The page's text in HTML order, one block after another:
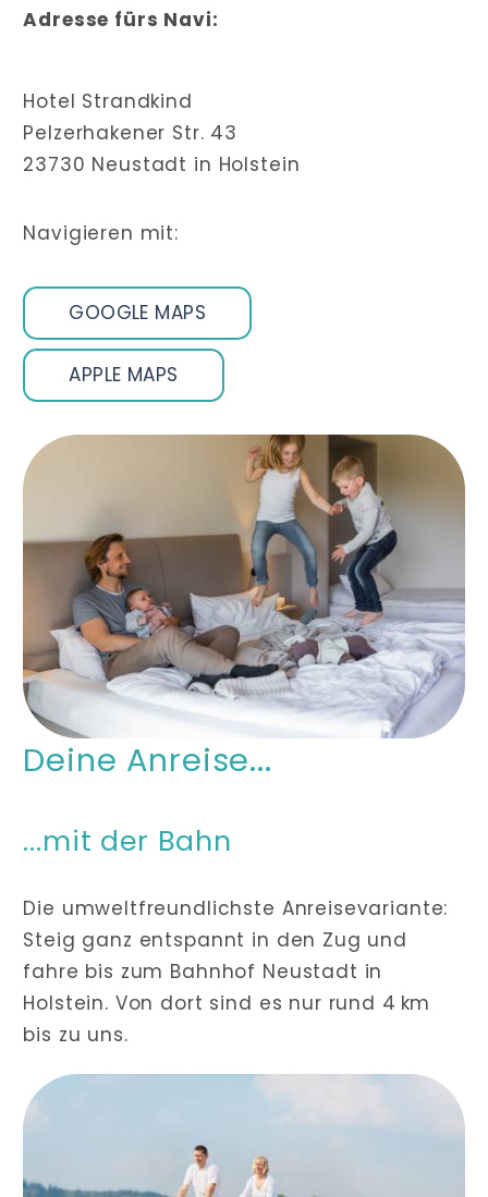
Adresse fürs Navi:
Hotel Strandkind
Pelzerhakener Str. 43
23730 Neustadt in Holstein
Navigieren mit:
GOOGLE MAPS
APPLE MAPS
Deine Anreise...
...mit der Bahn
Die umweltfreundlichste Anreisevariante:
Steig ganz entspannt in den Zug und
fahre bis zum Bahnhof Neustadt in
Holstein. Von dort sind es nur rund 4 km
bis zu uns.